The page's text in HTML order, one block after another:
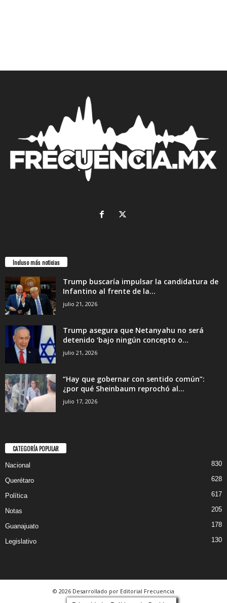
Incluso más noticias
Trump buscaría impulsar la candidatura de
Infantino al frente de la...
julio 21, 2026
Trump asegura que Netanyahu no será
detenido ‘bajo ningún concepto o...
julio 21, 2026
“Hay que gobernar con sentido común”:
¿por qué Sheinbaum reprochó al...
julio 17, 2026
CATEGORÍA POPULAR
Nacional 830
Querétaro 628
Política 617
Notas 205
Guanajuato 178
Legislativo 130
© 2026 Desarrollado por Editorial Frecuencia